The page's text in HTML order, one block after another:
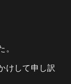
。
けして申し訳